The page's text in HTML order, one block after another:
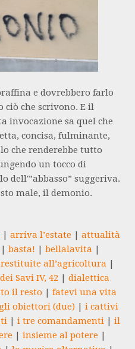
e dovrebbero farlo
ciò che scrivono. E il
invocazione sa quel che
concisa, fulminante,
che renderebbe tutto
un tocco di
dell'”abbasso” suggeriva.
male, il demonio.
|arriva l’estate |attualità
|basta! |bellalavita
all’agricoltura
Savi IV, 42 |dialettica
il resto |fatevi una vita
obiettori (due) |i cattivi
|i tre comandamenti |il
|insieme al potere